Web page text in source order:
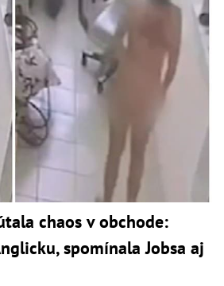
chaos v obchode:
spomínala Jobsa aj